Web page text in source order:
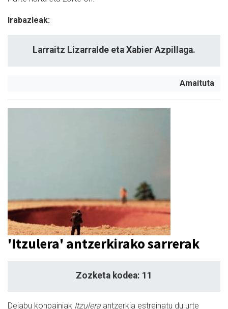
Irabazleak:
Larraitz Lizarralde eta Xabier Azpillaga.
Amaituta
'Itzulera' antzerkirako sarrerak
Zozketa kodea: 11
Dejabu konpainiak Itzulera antzerkia estreinatu du urte